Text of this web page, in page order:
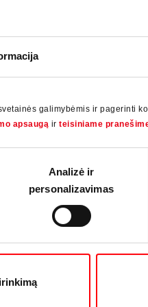
galimybėmis ir pagerinti
apsaugą ir teisiniame
Analizė ir
personalizavimas
be kita ko,
C“ ir Roto slenkstčius